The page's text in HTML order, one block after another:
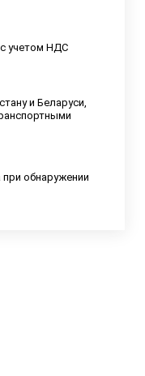
учетом НДС
и Беларуси,
обнаружении